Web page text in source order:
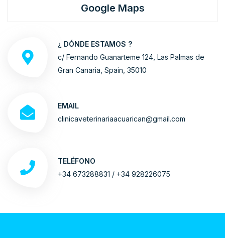
Google Maps
¿ DÓNDE ESTAMOS ?
c/ Fernando Guanarteme 124, Las Palmas de
Gran Canaria, Spain, 35010
EMAIL
clinicaveterinariaacuarican@gmail.com
TELÉFONO
+34 673288831 / +34 928226075